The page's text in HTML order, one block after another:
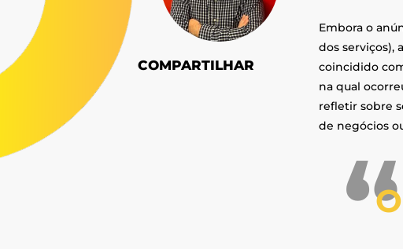
COMPARTILHAR
Embora o
dos serviços),
coincidido
na qual
refletir sobre
de negócios